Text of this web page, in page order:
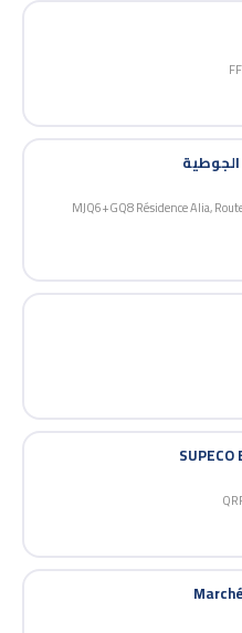
MJQ6+GQ8 Résidence Alia,
SUPECO